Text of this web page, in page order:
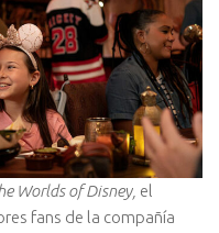
Worlds of Disney, el
fans de la compañía